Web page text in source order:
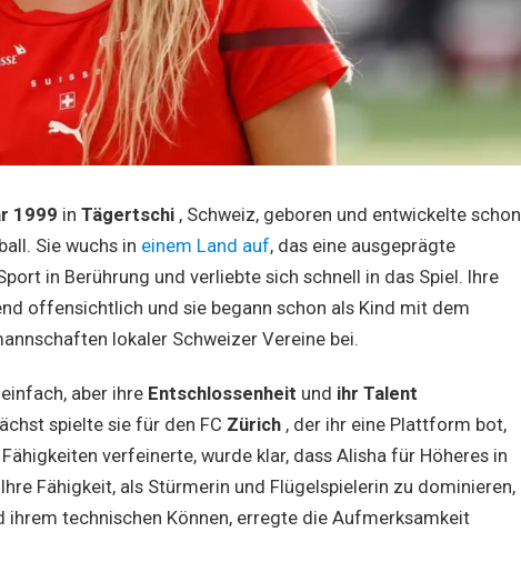
1999 in Tägertschi, Schweiz, geboren und entwickelte schon
Sie wuchs in einem Land auf, das eine ausgeprägte
in Berührung und verliebte sich schnell in das Spiel. Ihre
offensichtlich und sie begann schon als Kind mit dem
lokaler Schweizer Vereine bei.
aber ihre Entschlossenheit und ihr Talent
spielte sie für den FC Zürich, der ihr eine Plattform bot,
verfeinerte, wurde klar, dass Alisha für Höheres in
Fähigkeit, als Stürmerin und Flügelspielerin zu dominieren,
technischen Können, erregte die Aufmerksamkeit